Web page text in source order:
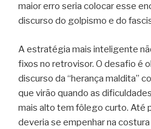
maior erro seria colocar esse
discurso do golpismo e do
A estratégia mais inteligente
fixos no retrovisor. O desafio é
discurso da “herança maldita”
que virão quando as
mais alto tem fôlego curto. Até
deveria se empenhar na